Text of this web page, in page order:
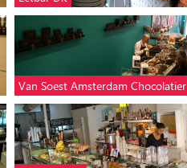
Van Soest Amsterdam Chocolatier